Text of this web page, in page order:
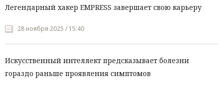
Легендарный хакер EMPRESS завершает свою карьеру
28 ноября 2025 / 15:40
Искусственный интеллект предсказывает болезни
гораздо раньше проявления симптомов